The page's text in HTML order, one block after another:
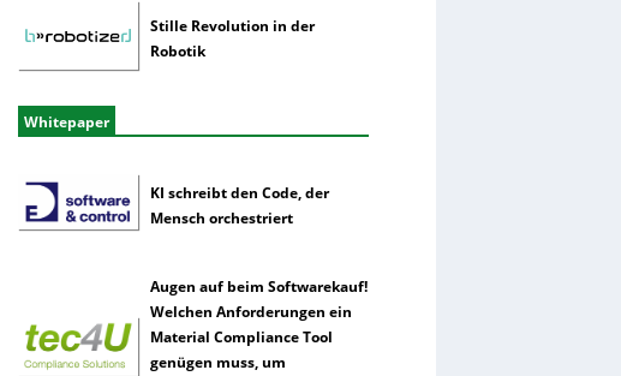
Stille Revolution in der
Robotik
Whitepaper
KI schreibt den Code, der
Mensch orchestriert
Augen auf beim Softwarekauf!
Welchen Anforderungen ein
Material Compliance Tool
genügen muss, um